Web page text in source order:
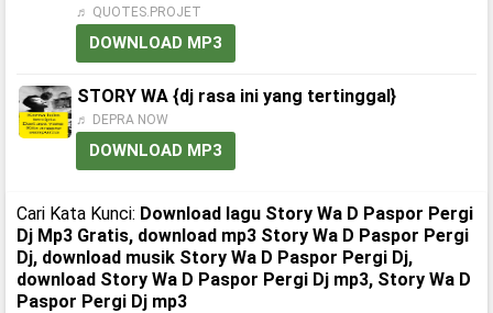
♬ QUOTES.PROJET
DOWNLOAD MP3
STORY WA {dj rasa ini yang tertinggal}
♬ DEPRA NOW
DOWNLOAD MP3
Cari Kata Kunci: Download lagu Story Wa D Paspor Pergi
Dj Mp3 Gratis, download mp3 Story Wa D Paspor Pergi
Dj, download musik Story Wa D Paspor Pergi Dj,
download Story Wa D Paspor Pergi Dj mp3, Story Wa D
Paspor Pergi Dj mp3